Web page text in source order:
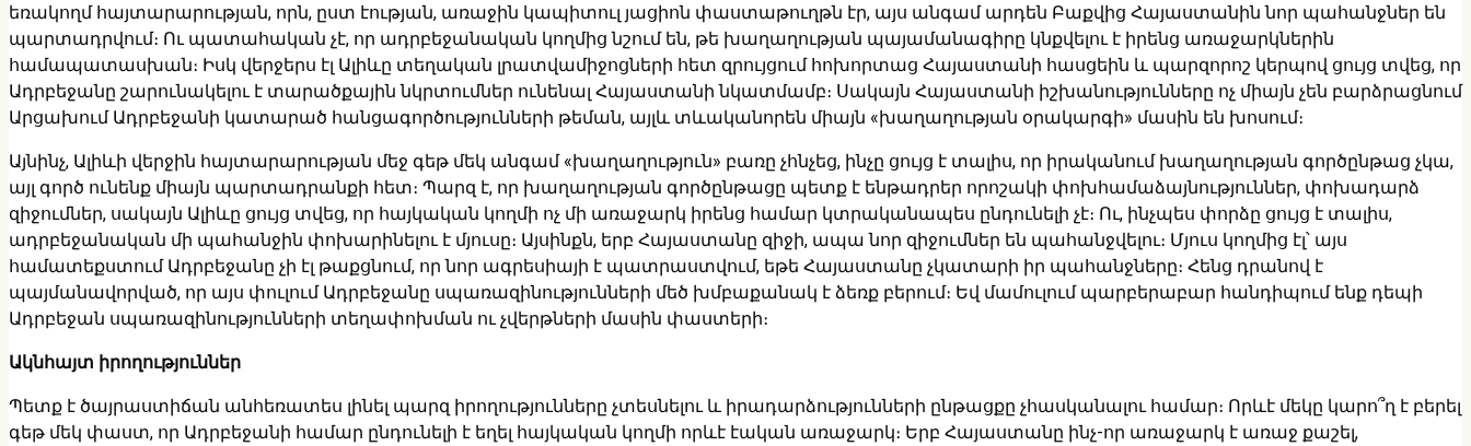
եռակողմ հայտարարության, որն, ըստ էության, առաջին կապիտուլ յացիոն փաստաթուղթն էր, այս անգամ արդեն Բաքվից Հայաստանին նոր պահանջներ են
պարտադրվում։ Ու պատահական չէ, որ ադրբեջանական կողմից նշում են, թե խաղաղության պայամանագիրը կնքվելու է իրենց առաջարկներին
համապատասխան։ Իսկ վերջերս էլ Ալիևը տեղական լրատվամիջոցների հետ զրույցում հոխորտաց Հայաստանի հասցեին և պարզորոշ կերպով ցույց տվեց, որ
Ադրբեջանը շարունակելու է տարածքային նկրտումներ ունենալ Հայաստանի նկատմամբ։ Սակայն Հայաստանի իշխանությունները ոչ միայն չեն բարձրացնում
Արցախում Ադրբեջանի կատարած հանցագործությունների թեման, այլև տևականորեն միայն «խաղաղության օրակարգի» մասին են խոսում։
Այնինչ, Ալիևի վերջին հայտարարության մեջ գեթ մեկ անգամ «խաղաղություն» բառը չհնչեց, ինչը ցույց է տալիս, որ իրականում խաղաղության գործընթաց չկա,
այլ գործ ունենք միայն պարտադրանքի հետ։ Պարզ է, որ խաղաղության գործընթացը պետք է ենթադրեր որոշակի փոխհամաձայնություններ, փոխադարձ
զիջումներ, սակայն Ալիևը ցույց տվեց, որ հայկական կողմի ոչ մի առաջարկ իրենց համար կտրականապես ընդունելի չէ։ Ու, ինչպես փորձը ցույց է տալիս,
ադրբեջանական մի պահանջին փոխարինելու է մյուսը։ Այսինքն, երբ Հայաստանը զիջի, ապա նոր զիջումներ են պահանջվելու։ Մյուս կողմից էլ՝ այս
համատեքստում Ադրբեջանը չի էլ թաքցնում, որ նոր ագրեսիայի է պատրաստվում, եթե Հայաստանը չկատարի իր պահանջները։ Հենց դրանով է
պայմանավորված, որ այս փուլում Ադրբեջանը սպառազինությունների մեծ խմբաքանակ է ձեռք բերում։ Եվ մամուլում պարբերաբար հանդիպում ենք դեպի
Ադրբեջան սպառազինությունների տեղափոխման ու չվերթների մասին փաստերի։
Ակնհայտ իրողություններ
Պետք է ծայրաստիճան անհեռատես լինել պարզ իրողությունները չտեսնելու և իրադարձությունների ընթացքը չհասկանալու համար։ Որևէ մեկը կարո՞ղ է բերել
գեթ մեկ փաստ, որ Ադրբեջանի համար ընդունելի է եղել հայկական կողմի որևէ էական առաջարկ։ Երբ Հայաստանը ինչ-որ առաջարկ է առաջ քաշել,